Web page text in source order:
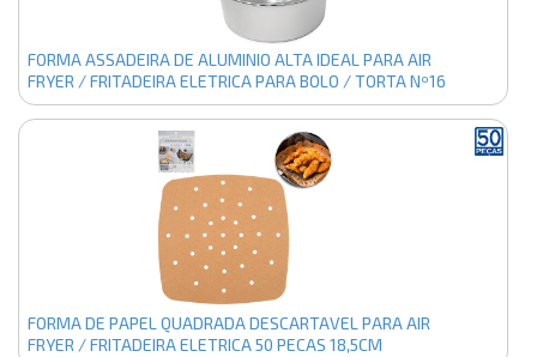
FORMA ASSADEIRA DE ALUMINIO ALTA IDEAL PARA AIR
FRYER / FRITADEIRA ELETRICA PARA BOLO / TORTA Nº16
POLIDO
FORMA DE PAPEL QUADRADA DESCARTAVEL PARA AIR
FRYER / FRITADEIRA ELETRICA 50 PECAS 18,5CM